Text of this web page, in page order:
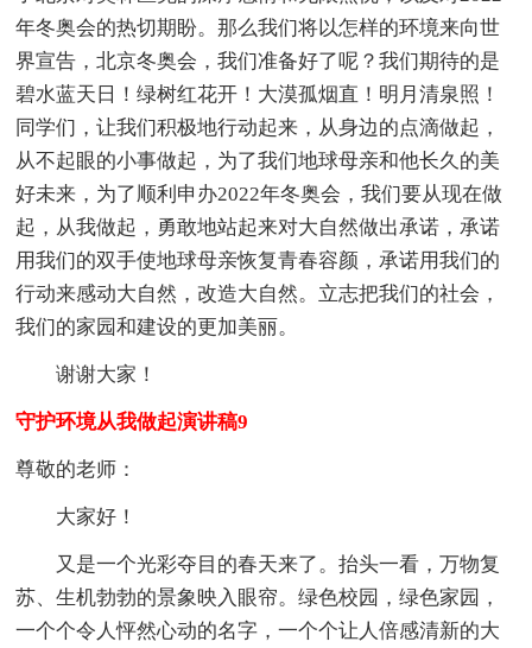
年冬奥会的热切期盼。那么我们将以怎样的环境来向世
界宣告，北京冬奥会，我们准备好了呢？我们期待的是
碧水蓝天日！绿树红花开！大漠孤烟直！明月清泉照！
同学们，让我们积极地行动起来，从身边的点滴做起，
从不起眼的小事做起，为了我们地球母亲和他长久的美
好未来，为了顺利申办2022年冬奥会，我们要从现在做
起，从我做起，勇敢地站起来对大自然做出承诺，承诺
用我们的双手使地球母亲恢复青春容颜，承诺用我们的
行动来感动大自然，改造大自然。立志把我们的社会，
我们的家园和建设的更加美丽。
谢谢大家！
守护环境从我做起演讲稿9
尊敬的老师：
大家好！
又是一个光彩夺目的春天来了。抬头一看，万物复
苏、生机勃勃的景象映入眼帘。绿色校园，绿色家园，
一个个令人怦然心动的名字，一个个让人倍感清新的大